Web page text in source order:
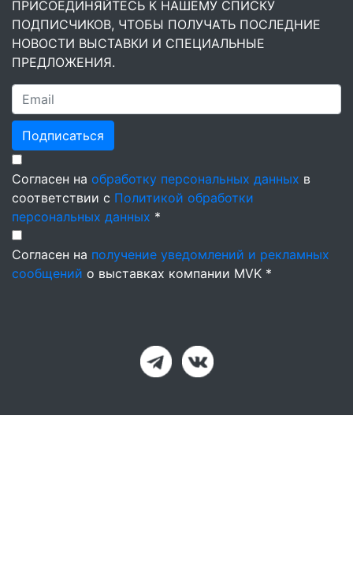
ПРИСОЕДИНЯЙТЕСЬ К НАШЕМУ СПИСКУ
ПОДПИСЧИКОВ, ЧТОБЫ ПОЛУЧАТЬ ПОСЛЕДНИЕ
НОВОСТИ ВЫСТАВКИ И СПЕЦИАЛЬНЫЕ
ПРЕДЛОЖЕНИЯ.
Подписаться
Согласен на обработку персональных данных в
соответствии с Политикой обработки
персональных данных *
Согласен на получение уведомлений и рекламных
сообщений о выставках компании MVK *